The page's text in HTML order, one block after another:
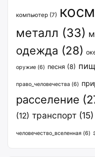
компьютер (7)
металл (33)
одежда (28)
оружие (6) песня (8)
право_человечества (6)
расселение
(12) транспорт (15)
человечество_вселенная (6)